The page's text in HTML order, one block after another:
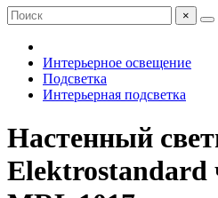
×
Интерьерное освещение
Подсветка
Интерьерная подсветка
Настенный
Elektrostandard